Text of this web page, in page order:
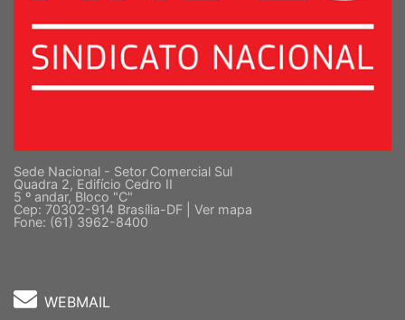
Sede Nacional - Setor Comercial Sul
Quadra 2, Edifício Cedro II
5 º andar, Bloco "C"
Cep: 70302-914 Brasília-DF | Ver mapa
Fone: (61) 3962-8400
WEBMAIL